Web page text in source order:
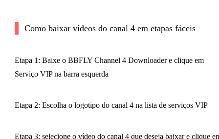
Como baixar vídeos do canal 4 em etapas fáceis
Etapa 1: Baixe o BBFLY Channel 4 Downloader e clique em
Serviço VIP na barra esquerda
Etapa 2: Escolha o logotipo do canal 4 na lista de serviços VIP
Etapa 3: selecione o vídeo do canal 4 que deseja baixar e clique